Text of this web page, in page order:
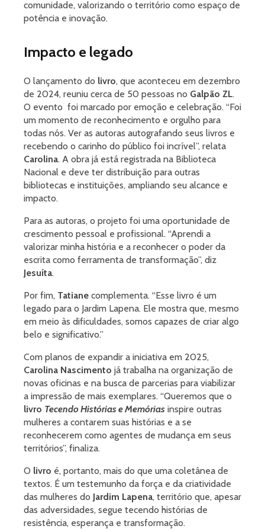
comunidade, valorizando o território como espaço de
potência e inovação.
Impacto e legado
O lançamento do livro, que aconteceu em dezembro
de 2024, reuniu cerca de 50 pessoas no Galpão ZL.
O evento foi marcado por emoção e celebração. “Foi
um momento de reconhecimento e orgulho para
todas nós. Ver as autoras autografando seus livros e
recebendo o carinho do público foi incrível”, relata
Carolina. A obra já está registrada na Biblioteca
Nacional e deve ter distribuição para outras
bibliotecas e instituições, ampliando seu alcance e
impacto.
Para as autoras, o projeto foi uma oportunidade de
crescimento pessoal e profissional. “Aprendi a
valorizar minha história e a reconhecer o poder da
escrita como ferramenta de transformação”, diz
Jesuíta.
Por fim, Tatiane complementa. “Esse livro é um
legado para o Jardim Lapena. Ele mostra que, mesmo
em meio às dificuldades, somos capazes de criar algo
belo e significativo.”
Com planos de expandir a iniciativa em 2025,
Carolina Nascimento já trabalha na organização de
novas oficinas e na busca de parcerias para viabilizar
a impressão de mais exemplares. “Queremos que o
livro Tecendo Histórias e Memórias inspire outras
mulheres a contarem suas histórias e a se
reconhecerem como agentes de mudança em seus
territórios”, finaliza.
O livro é, portanto, mais do que uma coletânea de
textos. É um testemunho da força e da criatividade
das mulheres do Jardim Lapena, território que, apesar
das adversidades, segue tecendo histórias de
resistência, esperança e transformação.